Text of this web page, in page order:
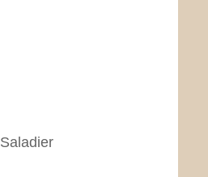
Saladier